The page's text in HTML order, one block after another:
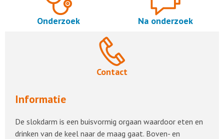
Onderzoek Na onderzoek
Contact
Informatie
De slokdarm is een buisvormig orgaan waardoor eten en
drinken van de keel naar de maag gaat. Boven- en